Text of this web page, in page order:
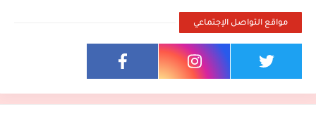
مواقع التواصل الإجتماعي